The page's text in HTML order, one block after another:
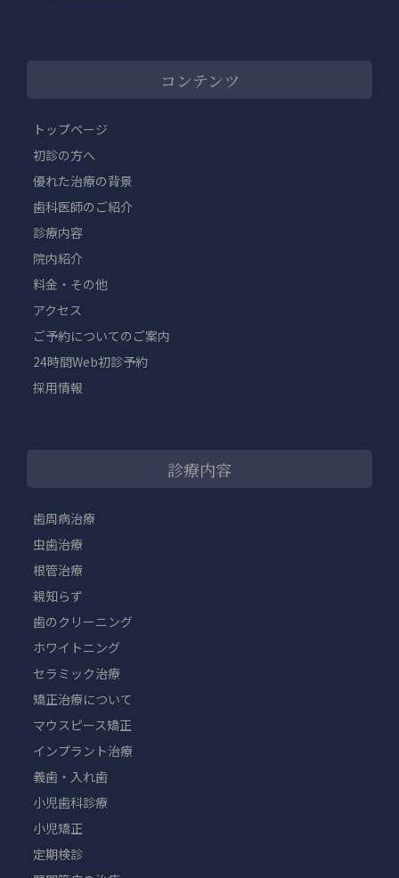
コンテンツ
トップページ
初診の方へ
優れた治療の背景
歯科医師のご紹介
診療内容
院内紹介
料金・その他
アクセス
ご予約についてのご案内
24時間Web初診予約
採用情報
診療内容
歯周病治療
虫歯治療
根管治療
親知らず
歯のクリーニング
ホワイトニング
セラミック治療
矯正治療について
マウスピース矯正
インプラント治療
義歯・入れ歯
小児歯科診療
小児矯正
定期検診